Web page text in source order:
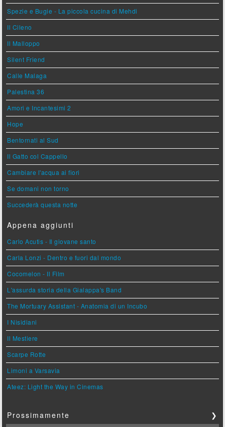
Spezie e Bugie - La piccola cucina di Mehdi
Il Cileno
Il Malloppo
Silent Friend
Calle Malaga
Palestina 36
Amori e Incantesimi 2
Hope
Bentornati al Sud
Il Gatto col Cappello
Cambiare l'acqua ai fiori
Se domani non torno
Succederà questa notte
Appena aggiunti
Carlo Acutis - Il giovane santo
Carla Lonzi - Dentro e fuori dal mondo
Cocomelon - Il Film
L'assurda storia della Gialappa's Band
The Mortuary Assistant - Anatomia di un Incubo
I Nisidiani
Il Mestiere
Scarpe Rotte
Limoni a Varsavia
Ateez: Light the Way in Cinemas
Prossimamente ❯